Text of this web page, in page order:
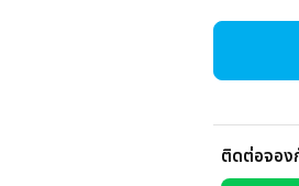
ติดต่อจอง